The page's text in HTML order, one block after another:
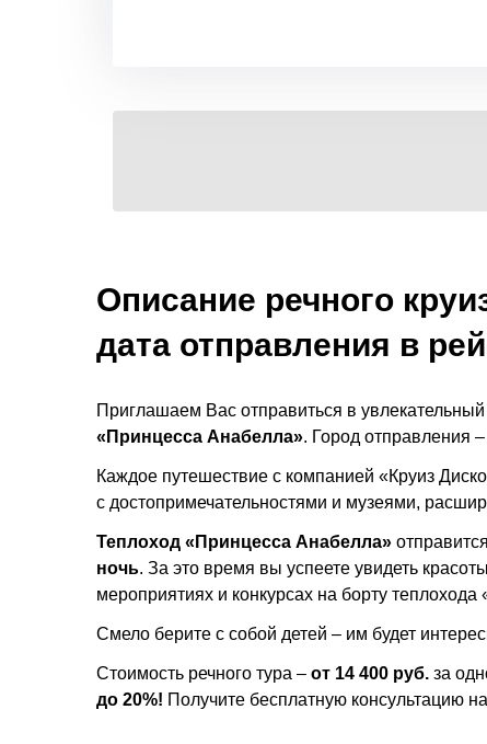
Описание речного
дата отправления в
Приглашаем Вас отправиться в
«Принцесса Анабелла». Город отправления –
Каждое путешествие с компанией «Круиз
с достопримечательностями и музеями,
Теплоход «Принцесса Анабелла»
ночь. За это время вы успеете увидеть
мероприятиях и конкурсах на борту
Смело берите с собой детей – им будет
Стоимость речного тура – от 14 400 руб. за
до 20%! Получите бесплатную консультацию